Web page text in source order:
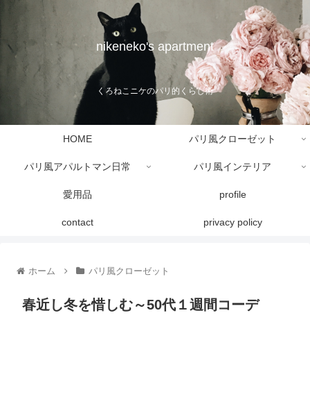
nikeneko's apartment
くろねこニケのパリ的くらし術
HOME パリ風クローゼット
パリ風アパルトマン日常 パリ風インテリア
愛用品 profile
contact privacy policy
ホーム パリ風クローゼット
春近し冬を惜しむ～50代１週間コーデ